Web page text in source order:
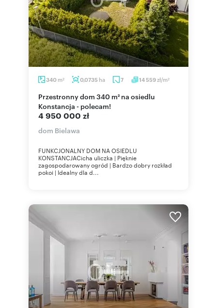
340 m2 0,0735 ha 7 14 559zł/m2
Przestronny dom 340 m² na osiedlu
Konstancja - polecam!
4 950 000 zł
dom Bielawa
FUNKCJONALNY DOM NA OSIEDLU
KONSTANCJACicha uliczka | Pięknie
zagospodarowany ogród | Bardzo dobry rozkład
pokoi | Idealny dla d...